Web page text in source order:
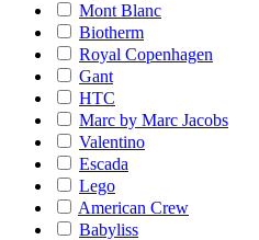
Mont Blanc
Biotherm
Royal Copenhagen
Gant
HTC
Marc by Marc Jacobs
Valentino
Escada
Lego
American Crew
Babyliss